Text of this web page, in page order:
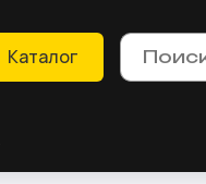
Каталог